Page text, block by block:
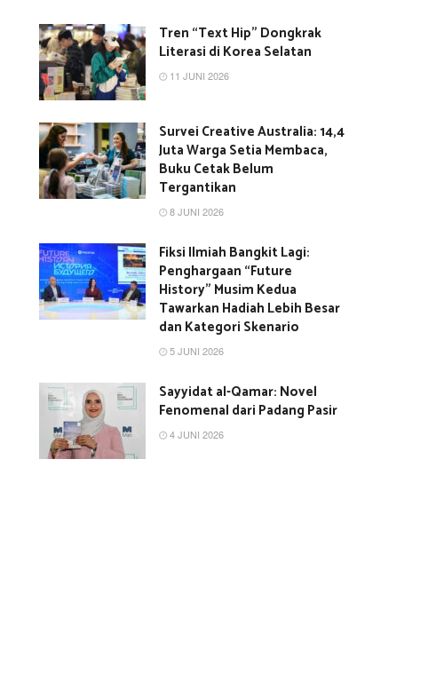
Tren “Text Hip” Dongkrak
Literasi di Korea Selatan
11 JUNI 2026
Survei Creative Australia: 14,4
Juta Warga Setia Membaca,
Buku Cetak Belum
Tergantikan
8 JUNI 2026
Fiksi Ilmiah Bangkit Lagi:
Penghargaan “Future
History” Musim Kedua
Tawarkan Hadiah Lebih Besar
dan Kategori Skenario
5 JUNI 2026
Sayyidat al-Qamar: Novel
Fenomenal dari Padang Pasir
4 JUNI 2026